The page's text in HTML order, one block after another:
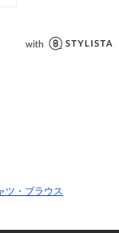
ツ・ブラウス